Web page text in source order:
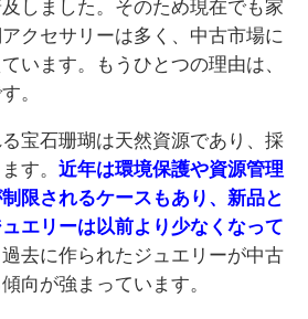
しました。そのため現在でも家
クセサリーは多く、中古市場に
います。もうひとつの理由は、
。
宝石珊瑚は天然資源であり、採
す。 近年は環境保護や資源管理
限されるケースもあり、新品と
エリーは以前より少なくなって
去に作られたジュエリーが中古
向が強まっています。